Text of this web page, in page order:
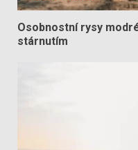
Osobnostní rysy
stárnutím